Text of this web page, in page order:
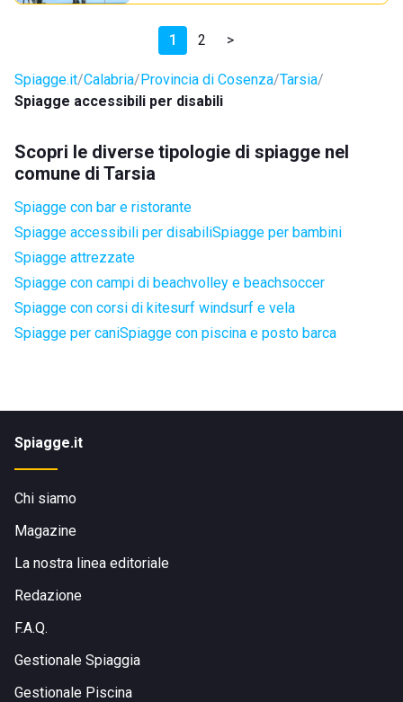
1 2 >
Spiagge.it Calabria Provincia di Cosenza Tarsia
Spiagge accessibili per disabili
Scopri le diverse tipologie di spiagge nel
comune di Tarsia
Spiagge con bar e ristorante
Spiagge accessibili per disabiliSpiagge per bambini
Spiagge attrezzate
Spiagge con campi di beachvolley e beachsoccer
Spiagge con corsi di kitesurf windsurf e vela
Spiagge per caniSpiagge con piscina e posto barca
Spiagge.it
Chi siamo
Magazine
La nostra linea editoriale
Redazione
F.A.Q.
Gestionale Spiaggia
Gestionale Piscina